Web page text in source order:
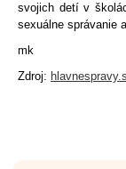
svojich detí v
sexuálne správanie
mk
Zdroj: